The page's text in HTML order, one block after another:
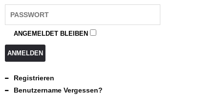
ANGEMELDET BLEIBEN
ANMELDEN
Registrieren
Benutzername Vergessen?